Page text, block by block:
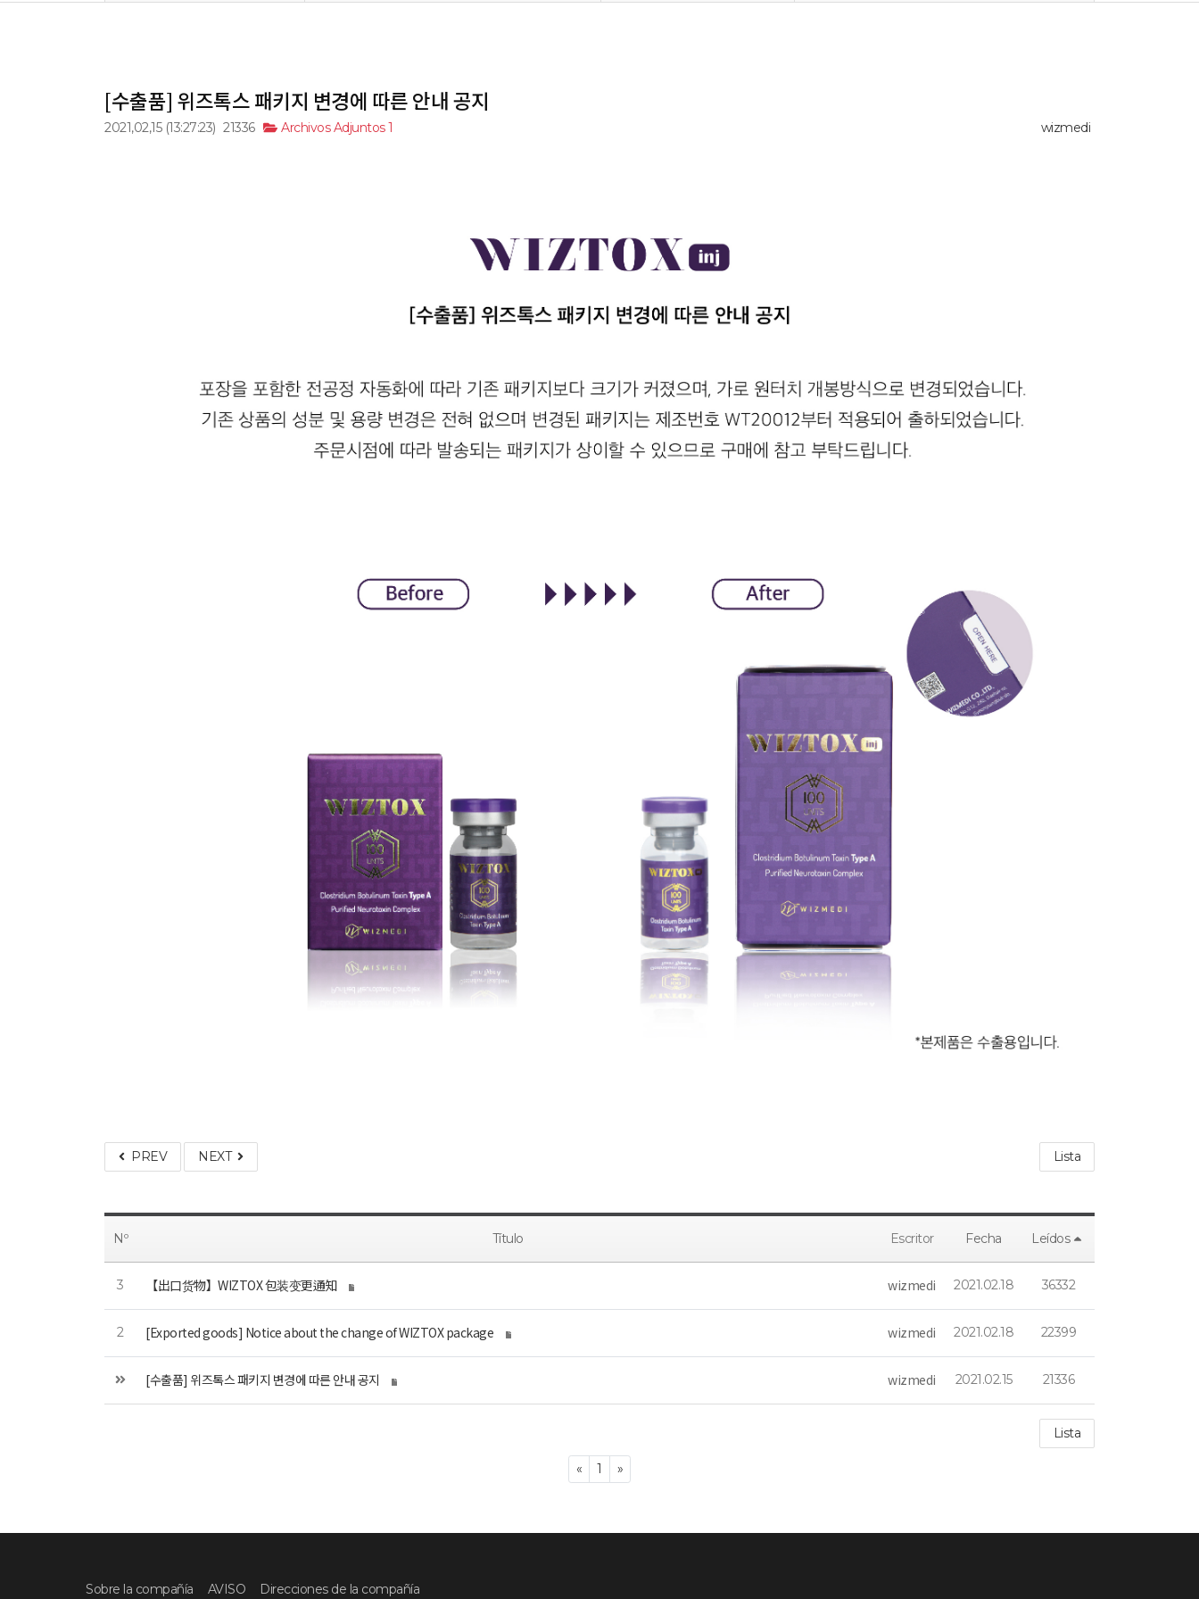
[수출품] 위즈톡스 패키지 변경에 따른 안내 공지
wizmedi
2021,02,15 (13:27:23) 21336 Archivos Adjuntos 1
PREV NEXT Lista
Nº Título Escritor Fecha Leídos
3 【出口货物】WIZTOX 包装变更通知 wizmedi 2021.02.18 36332
2 [Exported goods] Notice about the change of WIZTOX package wizmedi 2021.02.18 22399
[수출품] 위즈톡스 패키지 변경에 따른 안내 공지 wizmedi 2021.02.15 21336
Lista
«Previous
1 »Next
Sobre la compañía AVISO Direcciones de la compañía